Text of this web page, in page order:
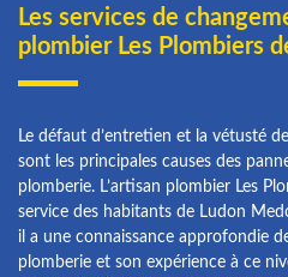
Les services de
plombier Les Plombiers
Le défaut d’entretien et la vétusté
sont les principales causes des
plomberie. L’artisan plombier Les
service des habitants de Ludon
il a une connaissance approfondie
plomberie et son expérience à ce